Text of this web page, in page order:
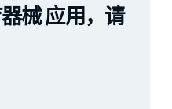
械 应用，请